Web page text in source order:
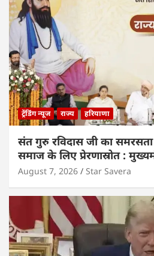
ट्रेंडिंग न्यूज राज्य हरियाणा
संत गुरु रविदास जी का
समाज के लिए प्रेरणास्रोत :
August 7, 2026 Star Savera